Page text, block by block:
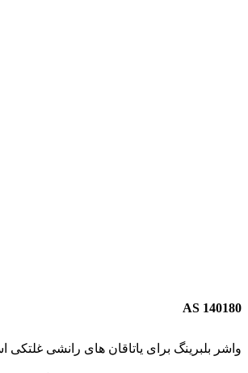
AS 140180
واشر بلبرینگ برای یاتاقان های رانشی غلتکی